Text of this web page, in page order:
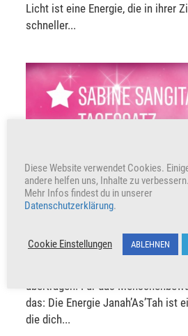
Licht ist eine Energie, die in ihrer
schneller...
Tagessatz – 28.03.2024
Dieser Tagessatz wurde von Jesus
übertragen. Für das
das: Die Energie Janah’As’Tah ist
die dich...
Diese Website verwendet Cookies.
andere helfen uns, Inhalte zu verbessern.
Mehr Infos findest du in unserer
Datenschutzerklärung.
Cookie Einstellungen ABLEHNEN